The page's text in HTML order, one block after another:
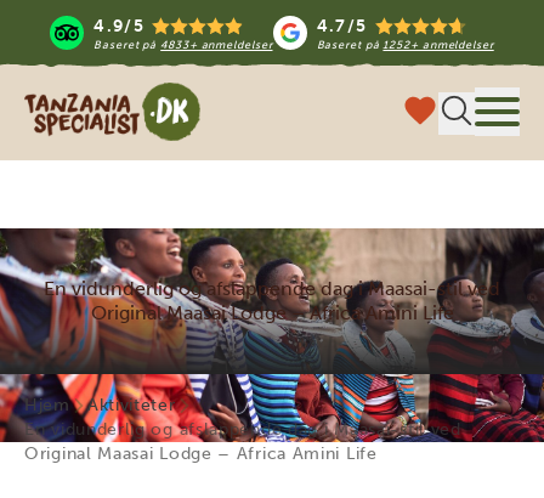
4.9/5
Baseret på 4833+ anmeldelser
4.7/5
Baseret på1252+ anmeldelser
Tanzania Specialist
En vidunderlig og afslappende dag i Maasai-stil ved
Original Maasai Lodge – Africa Amini Life
Hjem
Aktiviteter
En vidunderlig og afslappende dag i Maasai-stil ved
Original Maasai Lodge – Africa Amini Life